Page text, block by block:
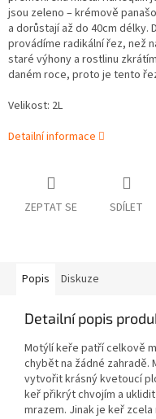
jsou zeleno – krémově
a dorůstají až do 40cm délky.
provádíme radikální řez, než
staré výhony a rostlinu
daném roce, proto je tento
Velikost: 2L
Detailní informace
ZEPTAT SE SDÍLET
Popis Diskuze
Detailní popis
Motýlí keře patří celkově
chybět na žádné
vytvořit krásný kvetoucí
keř přikrýt chvojím a
mrazem. Jinak je keř